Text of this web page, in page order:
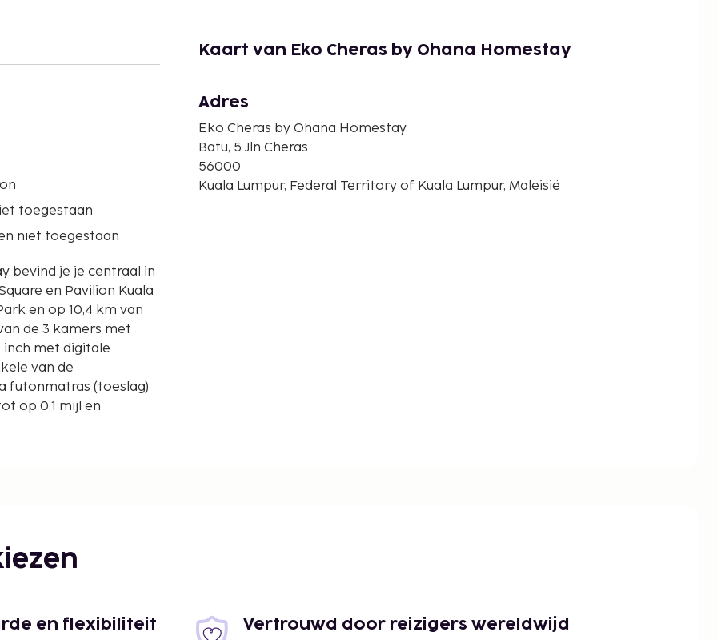
toegestaan
niet toegestaan
bevind je je centraal in
en Pavilion Kuala
de 3 kamers met
inch met digitale
van de
futonmatras (toeslag)
op 0,1 mijl en
Kaart van Eko Cheras by Ohana Homestay
Adres
Eko Cheras by Ohana Homestay
Batu, 5 Jln Cheras
56000
Kuala Lumpur, Federal Territory of Kuala Lumpur, Maleisië
en flexibiliteit Vertrouwd door reizigers wereldwijd